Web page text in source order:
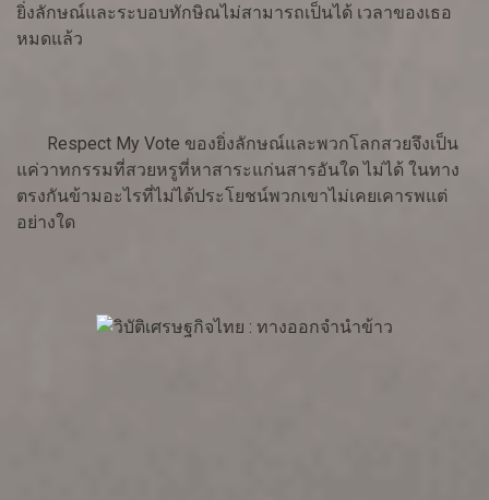
ยิ่งลักษณ์และระบอบทักษิณไม่สามารถเป็นได้ เวลาของเธอ
หมดแล้ว
Respect My Vote ของยิ่งลักษณ์และพวกโลกสวยจึงเป็น
แค่วาทกรรมที่สวยหรูที่หาสาระแก่นสารอันใด ไม่ได้ ในทาง
ตรงกันข้ามอะไรที่ไม่ได้ประโยชน์พวกเขาไม่เคยเคารพแต่
อย่างใด